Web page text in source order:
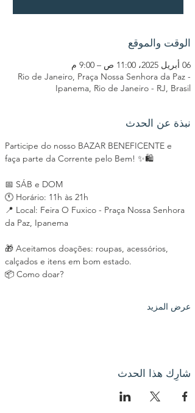
الوقت والموقع
06 أبريل 2025، 11:00 ص – 9:00 م
Rio de Janeiro, Praça Nossa Senhora da Paz -
Ipanema, Rio de Janeiro - RJ, Brasil
نبذة عن الحدث
Participe do nosso BAZAR BENEFICENTE e
faça parte da Corrente pelo Bem! ✨🛍️
📅 SÁB e DOM
🕚 Horário: 11h às 21h
📍 Local: Feira O Fuxico - Praça Nossa Senhora
da Paz, Ipanema
🎁 Aceitamos doações: roupas, acessórios,
calçados e itens em bom estado.
📦 Como doar?
عرض المزيد
شارِك هذا الحدث